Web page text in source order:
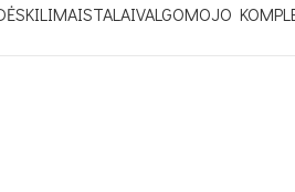
KILIMAISTALAIVALGOMOJO